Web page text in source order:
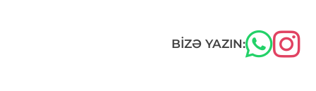
BIZƏ YAZIN: